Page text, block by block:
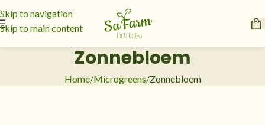
Skip to navigation
Skip to main content
Zonnebloem
Home Microgreens Zonnebloem